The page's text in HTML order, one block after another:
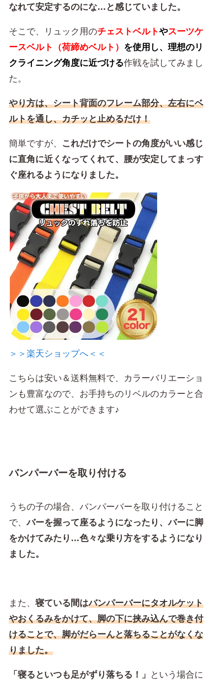
なれて安定するのにな…と感じていました。
そこで、リュック用のチェストベルトやスーツケ
ースベルト（荷締めベルト） を使用し、理想のリ
クライニング角度に近づける作戦を試してみまし
た。
やり方は、シート背面のフレーム部分、左右にベ
ルトを通し、カチッと止めるだけ！
簡単ですが、
これだけでシートの角度がいい感じ
に直角に近くなってくれて、腰が安定してまっす
ぐ座れるようになりました。
＞＞楽天ショップへ＜＜
こちらは安い＆送料無料で、カラーバリエーショ
ンも豊富なので、お手持ちのリベルのカラーと合
わせて選ぶことができます♪
バンパーバーを取り付ける
うちの子の場合、バンパーバーを取り付けること
で、バーを握って座るようになったり、バーに脚
をかけてみたり…色々な乗り方をするようになり
ました。
また、 寝ている間はバンパーバーにタオルケット
やおくるみをかけて、脚の下に挟み込んで巻き付
けることで、脚がだらーんと落ちることがなくな
りました。
「寝るといつも足がずり落ちる！」
という場合に